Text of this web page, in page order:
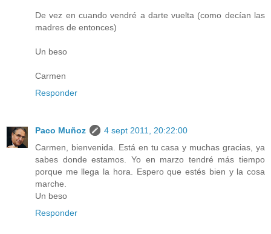
De vez en cuando vendré a darte vuelta (como decían las
madres de entonces)
Un beso
Carmen
Responder
Paco Muñoz
4 sept 2011, 20:22:00
Carmen, bienvenida. Está en tu casa y muchas gracias, ya
sabes donde estamos. Yo en marzo tendré más tiempo
porque me llega la hora. Espero que estés bien y la cosa
marche.
Un beso
Responder